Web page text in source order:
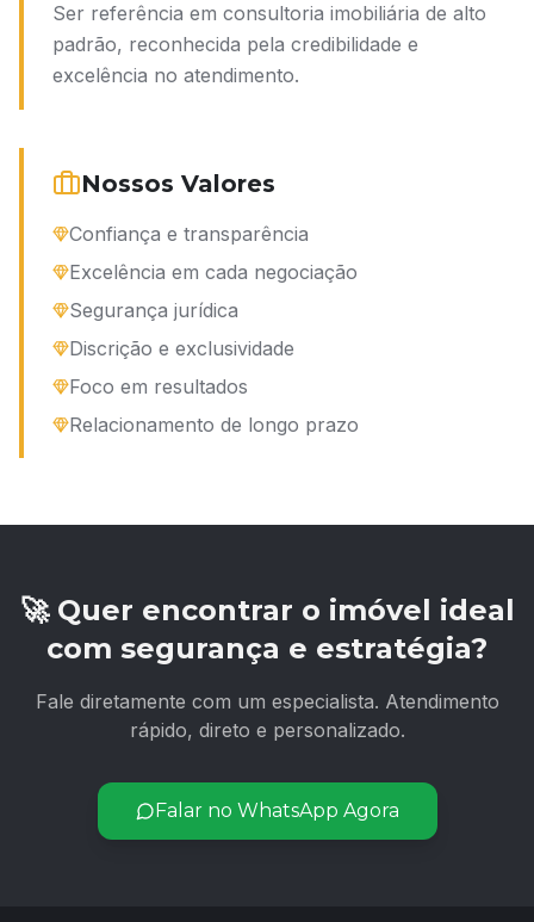
Ser referência em consultoria imobiliária de alto
padrão, reconhecida pela credibilidade e
excelência no atendimento.
Nossos Valores
Confiança e transparência
Excelência em cada negociação
Segurança jurídica
Discrição e exclusividade
Foco em resultados
Relacionamento de longo prazo
🚀 Quer encontrar o imóvel ideal
com segurança e estratégia?
Fale diretamente com um especialista. Atendimento
rápido, direto e personalizado.
Falar no WhatsApp Agora